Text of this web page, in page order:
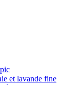
et lavande fine